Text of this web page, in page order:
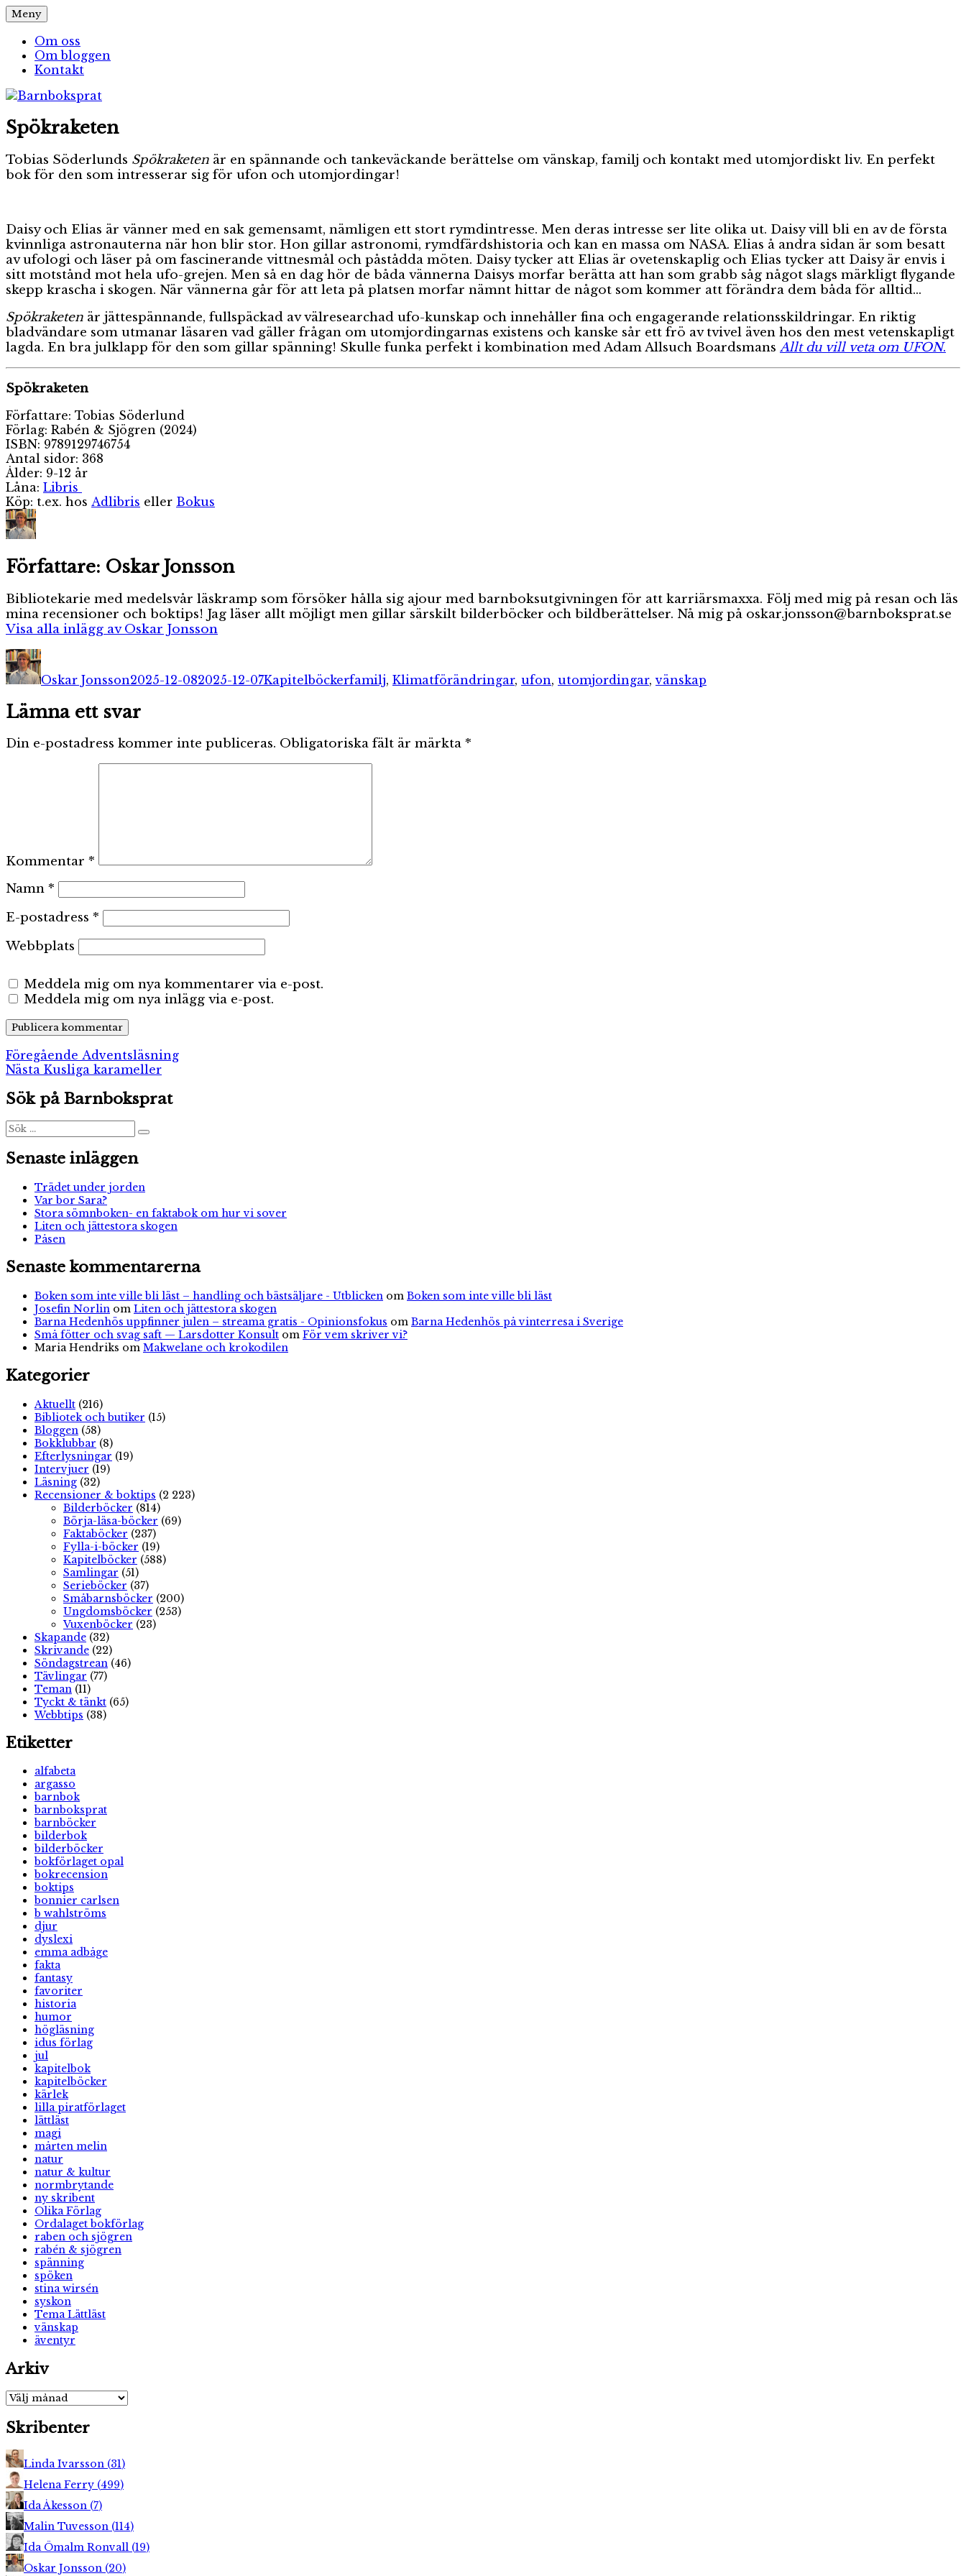
Hoppa
till
innehåll
Barnboksprat
– en blogg om barnböcker
Meny
Om oss
Om bloggen
Kontakt
Spökraketen
Tobias Söderlunds Spökraketen är en spännande och tankeväckande berättelse om vänskap, familj och kontakt med utomjordiskt liv. En perfekt
bok för den som intresserar sig för ufon och utomjordingar!
Daisy och Elias är vänner med en sak gemensamt, nämligen ett stort rymdintresse. Men deras intresse ser lite olika ut. Daisy vill bli en av de första
kvinnliga astronauterna när hon blir stor. Hon gillar astronomi, rymdfärdshistoria och kan en massa om NASA. Elias å andra sidan är som besatt
av ufologi och läser på om fascinerande vittnesmål och påstådda möten. Daisy tycker att Elias är ovetenskaplig och Elias tycker att Daisy är envis i
sitt motstånd mot hela ufo-grejen. Men så en dag hör de båda vännerna Daisys morfar berätta att han som grabb såg något slags märkligt flygande
skepp krascha i skogen. När vännerna går för att leta på platsen morfar nämnt hittar de något som kommer att förändra dem båda för alltid…
Spökraketen är jättespännande, fullspäckad av välresearchad ufo-kunskap och innehåller fina och engagerande relationsskildringar. En riktig
bladvändare som utmanar läsaren vad gäller frågan om utomjordingarnas existens och kanske sår ett frö av tvivel även hos den mest vetenskapligt
lagda. En bra julklapp för den som gillar spänning! Skulle funka perfekt i kombination med Adam Allsuch Boardsmans Allt du vill veta om UFON.
Spökraketen
Författare: Tobias Söderlund
Förlag: Rabén & Sjögren (2024)
ISBN: 9789129746754
Antal sidor: 368
Ålder: 9-12 år
Låna: Libris
Köp: t.ex. hos Adlibris eller Bokus
Författare: Oskar Jonsson
Bibliotekarie med medelsvår läskramp som försöker hålla sig ajour med barnboksutgivningen för att karriärsmaxxa. Följ med mig på resan och läs
mina recensioner och boktips! Jag läser allt möjligt men gillar särskilt bilderböcker och bildberättelser. Nå mig på oskar.jonsson@barnboksprat.se
Visa alla inlägg av Oskar Jonsson
Författare
Oskar Jonsson2025-12-082025-12-07Kapitelböckerfamilj, Klimatförändringar, ufon, utomjordingar,vänskap
Lämna ett svar
Din e-postadress kommer inte publiceras. Obligatoriska fält är märkta *
Kommentar *
Namn *
E-postadress *
Webbplats
Meddela mig om nya kommentarer via e-post.
Meddela mig om nya inlägg via e-post.
Inläggsnavigering
Föregående Föregående
inlägg:
Adventsläsning
Nästa Nästa
Kusliga karameller
Sök på Barnboksprat
Sök
efter:
Sök
Senaste inläggen
Trädet under jorden
Var bor Sara?
Stora sömnboken- en faktabok om hur vi sover
Liten och jättestora skogen
Påsen
Senaste kommentarerna
Boken som inte ville bli läst – handling och bästsäljare - Utblicken om Boken som inte ville bli läst
Josefin Norlin om Liten och jättestora skogen
Barna Hedenhös uppfinner julen – streama gratis - Opinionsfokus om Barna Hedenhös på vinterresa i Sverige
Små fötter och svag saft — Larsdotter Konsult om För vem skriver vi?
Maria Hendriks om Makwelane och krokodilen
Kategorier
Aktuellt (216)
Bibliotek och butiker (15)
Bloggen (58)
Bokklubbar (8)
Efterlysningar (19)
Intervjuer (19)
Läsning (32)
Recensioner & boktips (2 223)
Bilderböcker (814)
Börja-läsa-böcker (69)
Faktaböcker (237)
Fylla-i-böcker (19)
Kapitelböcker (588)
Samlingar (51)
Serieböcker (37)
Småbarnsböcker (200)
Ungdomsböcker (253)
Vuxenböcker (23)
Skapande (32)
Skrivande (22)
Söndagstrean (46)
Tävlingar (77)
Teman (11)
Tyckt & tänkt (65)
Webbtips (38)
Etiketter
alfabeta
argasso
barnbok
barnboksprat
barnböcker
bilderbok
bilderböcker
bokförlaget opal
bokrecension
boktips
bonnier carlsen
b wahlströms
djur
dyslexi
emma adbåge
fakta
fantasy
favoriter
historia
humor
högläsning
idus förlag
jul
kapitelbok
kapitelböcker
kärlek
lilla piratförlaget
lättläst
magi
mårten melin
natur
natur & kultur
normbrytande
ny skribent
Olika Förlag
Ordalaget bokförlag
raben och sjögren
rabén & sjögren
spänning
spöken
stina wirsén
syskon
Tema Lättläst
vänskap
äventyr
Arkiv
Arkiv
Skribenter
Linda Ivarsson (31)
Helena Ferry (499)
Ida Åkesson (7)
Malin Tuvesson (114)
Ida Ömalm Ronvall (19)
Oskar Jonsson (20)